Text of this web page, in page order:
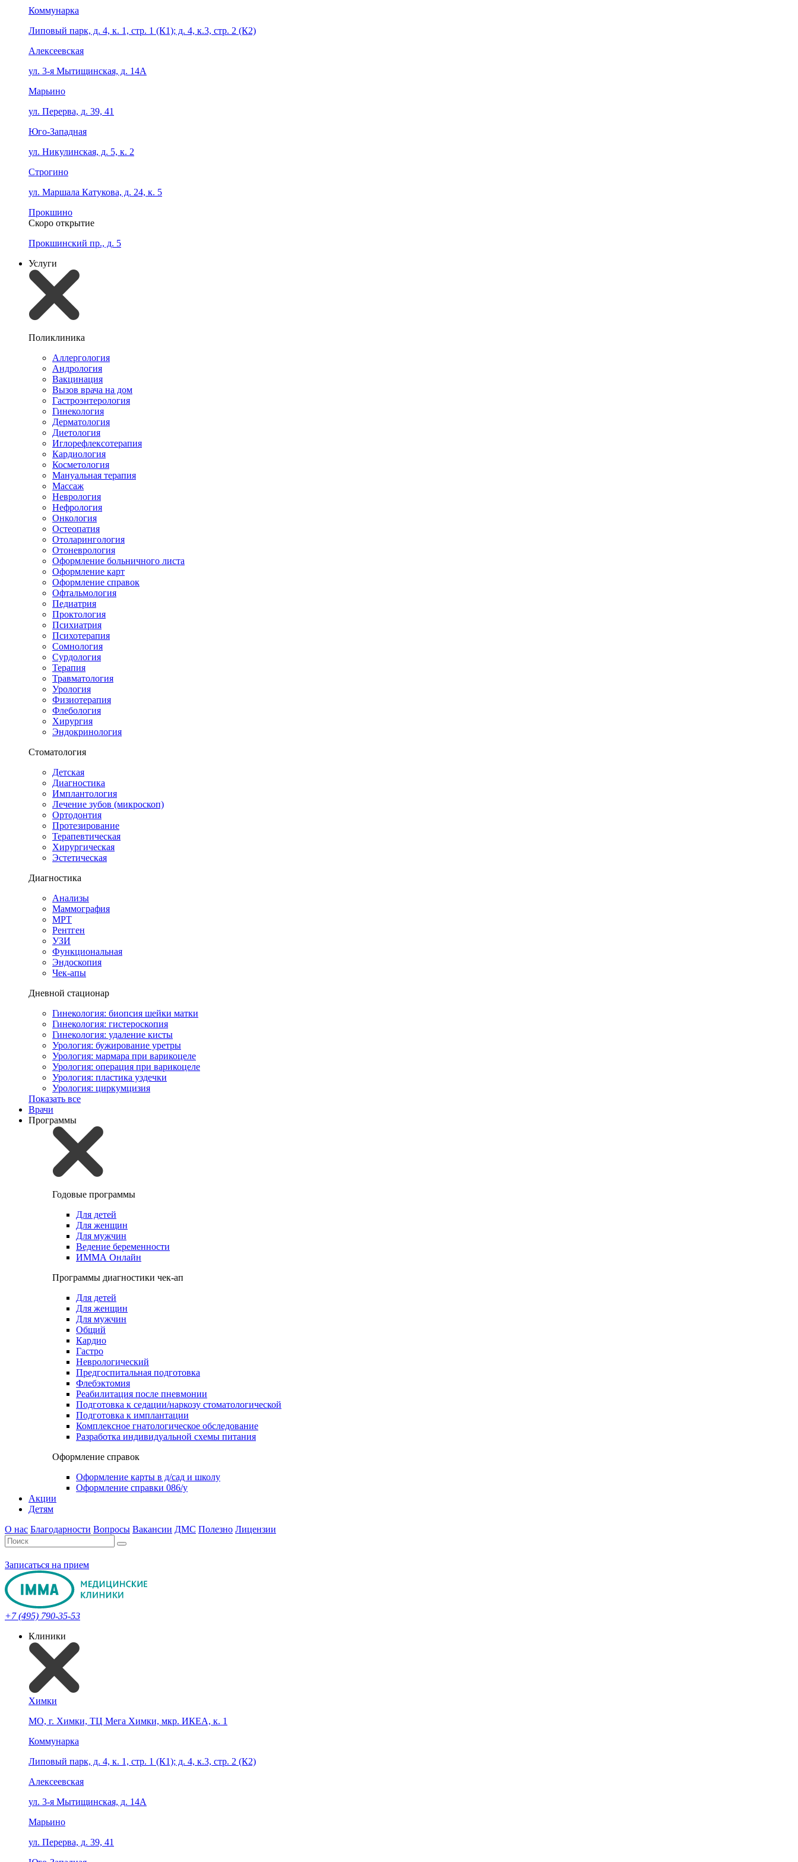
Коммунарка
Липовый парк, д. 4, к. 1, стр. 1 (К1); д. 4, к.3, стр. 2 (К2)
Алексеевская
ул. 3-я Мытищинская, д. 14А
Марьино
ул. Перерва, д. 39, 41
Юго-Западная
ул. Никулинская, д. 5, к. 2
Строгино
ул. Маршала Катукова, д. 24, к. 5
Прокшино
Скоро открытие
Прокшинский пр., д. 5
Услуги
Поликлиника
Аллергология
Андрология
Вакцинация
Вызов врача на дом
Гастроэнтерология
Гинекология
Дерматология
Диетология
Иглорефлексотерапия
Кардиология
Косметология
Мануальная терапия
Массаж
Неврология
Нефрология
Онкология
Остеопатия
Отоларингология
Отоневрология
Оформление больничного листа
Оформление карт
Оформление справок
Офтальмология
Педиатрия
Проктология
Психиатрия
Психотерапия
Сомнология
Сурдология
Терапия
Травматология
Урология
Физиотерапия
Флебология
Хирургия
Эндокринология
Стоматология
Детская
Диагностика
Имплантология
Лечение зубов (микроскоп)
Ортодонтия
Протезирование
Терапевтическая
Хирургическая
Эстетическая
Диагностика
Анализы
Маммография
МРТ
Рентген
УЗИ
Функциональная
Эндоскопия
Чек-апы
Дневной стационар
Гинекология: биопсия шейки матки
Гинекология: гистероскопия
Гинекология: удаление кисты
Урология: бужирование уретры
Урология: мармара при варикоцеле
Урология: операция при варикоцеле
Урология: пластика уздечки
Урология: циркумцизия
Показать все
Врачи
Программы
Годовые программы
Для детей
Для женщин
Для мужчин
Ведение беременности
ИММА Онлайн
Программы диагностики чек-ап
Для детей
Для женщин
Для мужчин
Общий
Кардио
Гастро
Неврологический
Предгоспитальная подготовка
Флебэктомия
Реабилитация после пневмонии
Подготовка к седации/наркозу стоматологической
Подготовка к имплантации
Комплексное гнатологическое обследование
Разработка индивидуальной схемы питания
Оформление справок
Оформление карты в д/сад и школу
Оформление справки 086/у
Акции
Детям
О нас Благодарности Вопросы Вакансии ДМС Полезно Лицензии
Записаться на прием
+7 (495) 790-35-53
Клиники
Химки
МО, г. Химки, ТЦ Мега Химки, мкр. ИКЕА, к. 1
Коммунарка
Липовый парк, д. 4, к. 1, стр. 1 (К1); д. 4, к.3, стр. 2 (К2)
Алексеевская
ул. 3-я Мытищинская, д. 14А
Марьино
ул. Перерва, д. 39, 41